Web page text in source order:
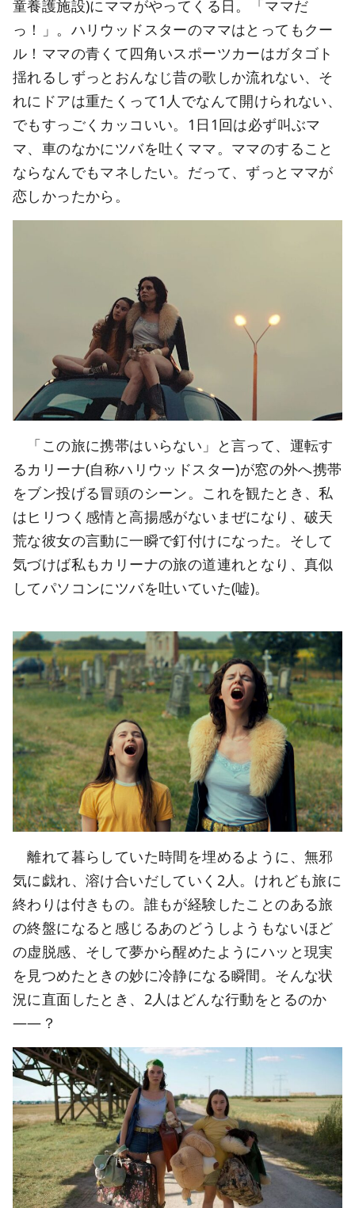
童養護施設)にママがやってくる日。「ママだ
っ！」。ハリウッドスターのママはとってもクー
ル！ママの青くて四角いスポーツカーはガタゴト
揺れるしずっとおんなじ昔の歌しか流れない、そ
れにドアは重たくって1人でなんて開けられない、
でもすっごくカッコいい。1日1回は必ず叫ぶマ
マ、車のなかにツバを吐くママ。ママのすること
ならなんでもマネしたい。だって、ずっとママが
恋しかったから。
「この旅に携帯はいらない」と言って、運転す
るカリーナ(自称ハリウッドスター)が窓の外へ携帯
をブン投げる冒頭のシーン。これを観たとき、私
はヒリつく感情と高揚感がないまぜになり、破天
荒な彼女の言動に一瞬で釘付けになった。そして
気づけば私もカリーナの旅の道連れとなり、真似
してパソコンにツバを吐いていた(嘘)。
離れて暮らしていた時間を埋めるように、無邪
気に戯れ、溶け合いだしていく2人。けれども旅に
終わりは付きもの。誰もが経験したことのある旅
の終盤になると感じるあのどうしようもないほど
の虚脱感、そして夢から醒めたようにハッと現実
を見つめたときの妙に冷静になる瞬間。そんな状
況に直面したとき、2人はどんな行動をとるのか
――？